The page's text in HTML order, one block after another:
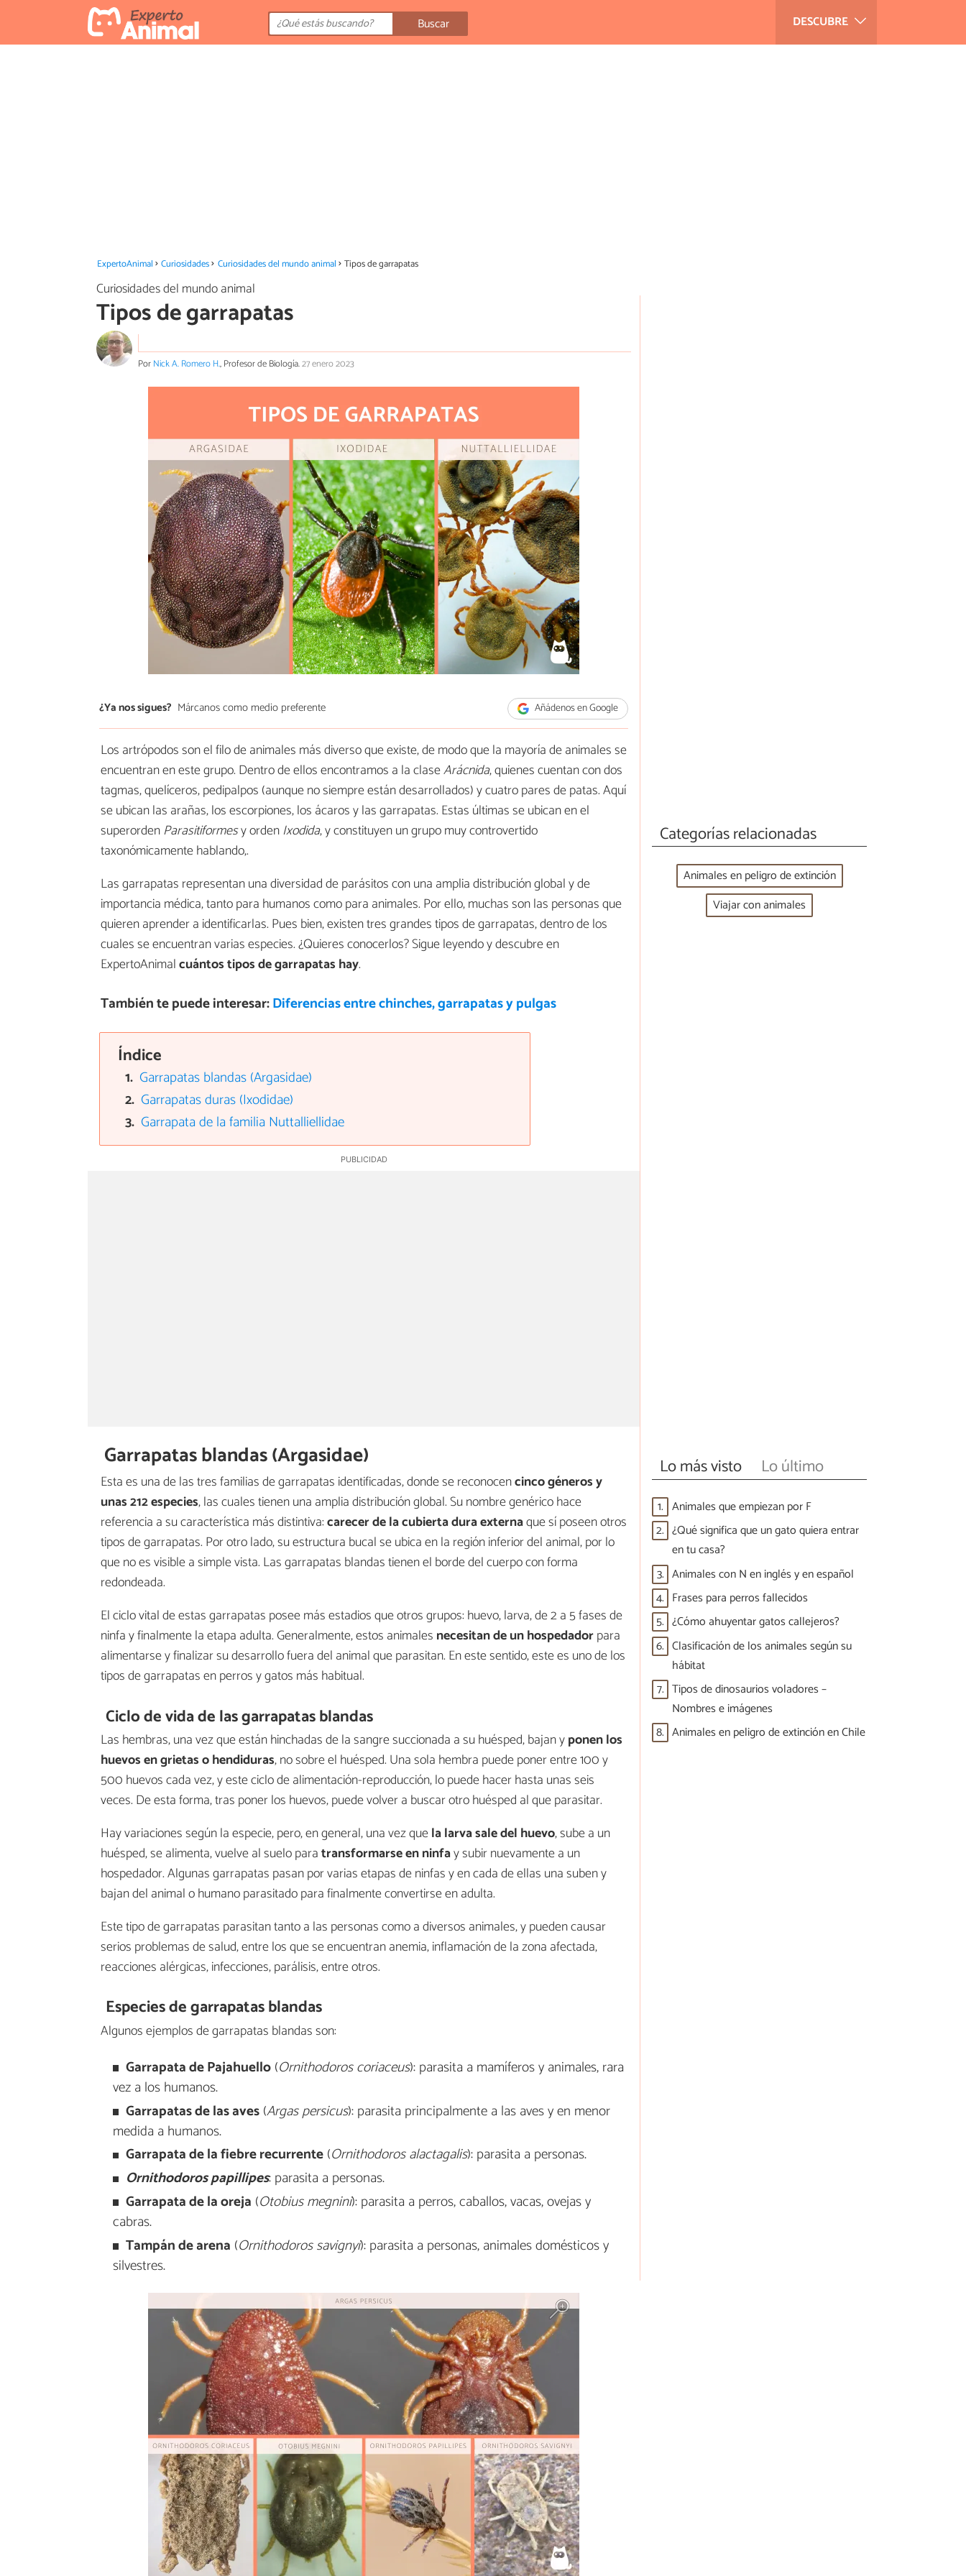
DESCUBRE
Buscar
ExpertoAnimal Curiosidades Curiosidades del mundo animal Tipos de garrapatas
Curiosidades del mundo animal
Tipos de garrapatas
PorNick A. Romero H., Profesor de Biología.27 enero 2023
¿Ya nos sigues? Márcanos como medio preferente Añádenos en Google
Los artrópodos son el filo de animales más diverso que existe, de modo que la mayoría de animales se
encuentran en este grupo. Dentro de ellos encontramos a la claseArácnida, quienes cuentan con dos
tagmas, quelíceros, pedipalpos (aunque no siempre están desarrollados) y cuatro pares de patas. Aquí
se ubican las arañas, los escorpiones, los ácaros y las garrapatas. Estas últimas se ubican en el
superordenParasitiformesy ordenIxodida, y constituyen un grupo muy controvertido
taxonómicamente hablando,.
Las garrapatas representan una diversidad de parásitos con una amplia distribución global y de
importancia médica, tanto para humanos como para animales. Por ello, muchas son las personas que
quieren aprender a identificarlas. Pues bien, existen tres grandes tipos de garrapatas, dentro de los
cuales se encuentran varias especies. ¿Quieres conocerlos? Sigue leyendo y descubre en
ExpertoAnimalcuántos tipos de garrapatas hay.
También te puede interesar:Diferencias entre chinches, garrapatas y pulgas
Índice
Garrapatas blandas (Argasidae)
Garrapatas duras (Ixodidae)
Garrapata de la familia Nuttalliellidae
Garrapatas blandas (Argasidae)
Esta es una de las tres familias de garrapatas identificadas, donde se reconocencinco géneros y
unas 212 especies, las cuales tienen una amplia distribución global. Su nombre genérico hace
referencia a su característica más distintiva:carecer de la cubierta dura externaque sí poseen otros
tipos de garrapatas. Por otro lado, su estructura bucal se ubica en la región inferior del animal, por lo
que no es visible a simple vista. Las garrapatas blandas tienen el borde del cuerpo con forma
redondeada.
El ciclo vital de estas garrapatas posee más estadios que otros grupos: huevo, larva, de 2 a 5 fases de
ninfa y finalmente la etapa adulta. Generalmente, estos animales necesitan de un hospedadorpara
alimentarse y finalizar su desarrollo fuera del animal que parasitan. En este sentido, este es uno de los
tipos de garrapatas en perros y gatos más habitual.
Ciclo de vida de las garrapatas blandas
Las hembras, una vez que están hinchadas de la sangre succionada a su huésped, bajan yponen los
huevos en grietas o hendiduras, no sobre el huésped. Una sola hembra puede poner entre 100 y
500 huevos cada vez, y este ciclo de alimentación-reproducción, lo puede hacer hasta unas seis
veces. De esta forma, tras poner los huevos, puede volver a buscar otro huésped al que parasitar.
Hay variaciones según la especie, pero, en general, una vez quela larva sale del huevo, sube a un
huésped, se alimenta, vuelve al suelo paratransformarse en ninfay subir nuevamente a un
hospedador. Algunas garrapatas pasan por varias etapas de ninfas y en cada de ellas una suben y
bajan del animal o humano parasitado para finalmente convertirse en adulta.
Este tipo de garrapatas parasitan tanto a las personas como a diversos animales, y pueden causar
serios problemas de salud, entre los que se encuentran anemia, inflamación de la zona afectada,
reacciones alérgicas, infecciones, parálisis, entre otros.
Especies de garrapatas blandas
Algunos ejemplos de garrapatas blandas son:
Garrapata de Pajahuello(Ornithodoros coriaceus): parasita a mamíferos y animales, rara
vez a los humanos.
Garrapatas de las aves(Argas persicus): parasita principalmente a las aves y en menor
medida a humanos.
Garrapata de la fiebre recurrente(Ornithodoros alactagalis): parasita a personas.
Ornithodoros papillipes: parasita a personas.
Garrapata de la oreja (Otobius megnini): parasita a perros, caballos, vacas, ovejas y
cabras.
Tampán de arena (Ornithodoros savignyi): parasita a personas, animales domésticos y
silvestres.
Categorías relacionadas
Animales en peligro de extinción
Viajar con animales
Lo más visto Lo último
1. Animales que empiezan por F
2. ¿Qué significa que un gato quiera entrar
en tu casa?
3. Animales con N en inglés y en español
4. Frases para perros fallecidos
5. ¿Cómo ahuyentar gatos callejeros?
6. Clasificación de los animales según su
hábitat
7. Tipos de dinosaurios voladores –
Nombres e imágenes
8. Animales en peligro de extinción en Chile